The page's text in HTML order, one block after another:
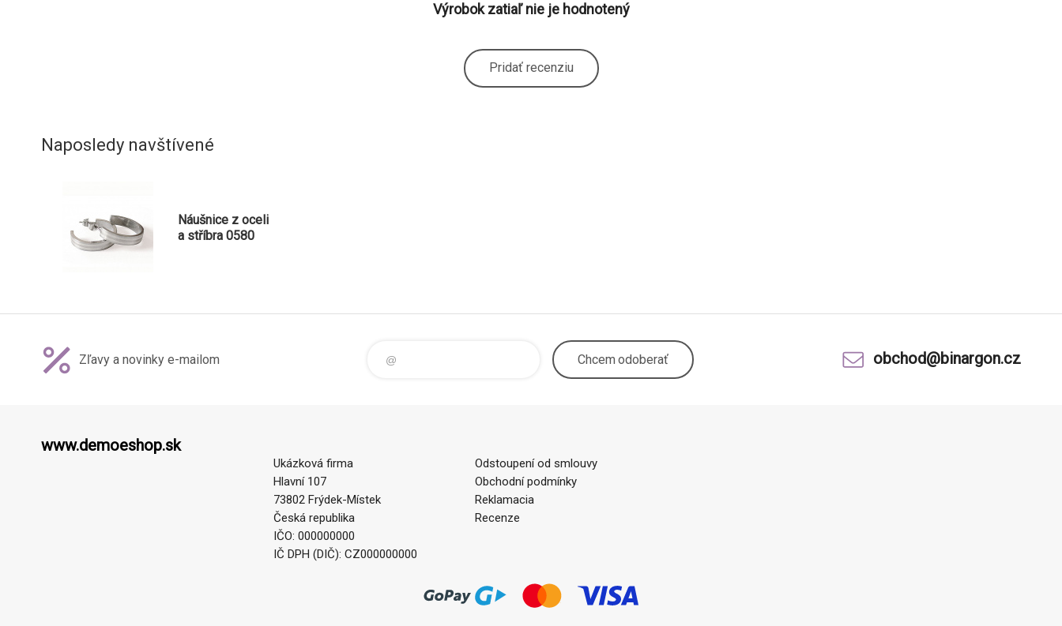
Výrobok zatiaľ nie je hodnotený
Pridať recenziu
Naposledy navštívené
Náušnice z oceli
a stříbra 0580
Zľavy a novinky e-mailom Chcem odoberať obchod@binargon.cz
www.demoeshop.sk
Ukázková firma
Hlavní 107
73802 Frýdek-Místek
Česká republika
IČO: 000000000
IČ DPH (DIČ): CZ000000000
Odstoupení od smlouvy
Obchodní podmínky
Reklamacia
Recenze